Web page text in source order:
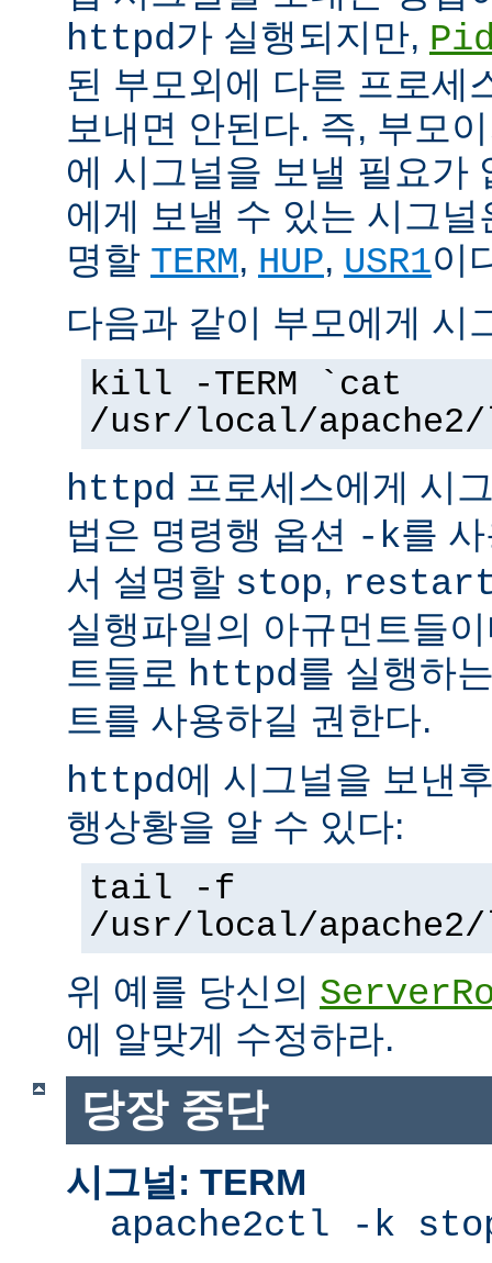
httpd가 실행되지만,
된 부모외에 다른 프로세
보내면 안된다. 즉, 부모
에 시그널을 보낼 필요가
에게 보낼 수 있는 시그
명할 TERM, HUP, USR1이
다음과 같이 부모에게 시
kill -TERM `cat
/usr/local/
httpd 프로세스에게 시
법은 명령행 옵션 -k를
서 설명할 stop,
실행파일의 아규먼트들
트들로 httpd를 실행하
트를 사용하길 권한다.
httpd에 시그널을 보낸
행상황을 알 수 있다:
tail -f
/usr/local/
위 예를 당신의
에 알맞게 수정하라.
당장 중단
시그널: TERM
apache2ctl -k